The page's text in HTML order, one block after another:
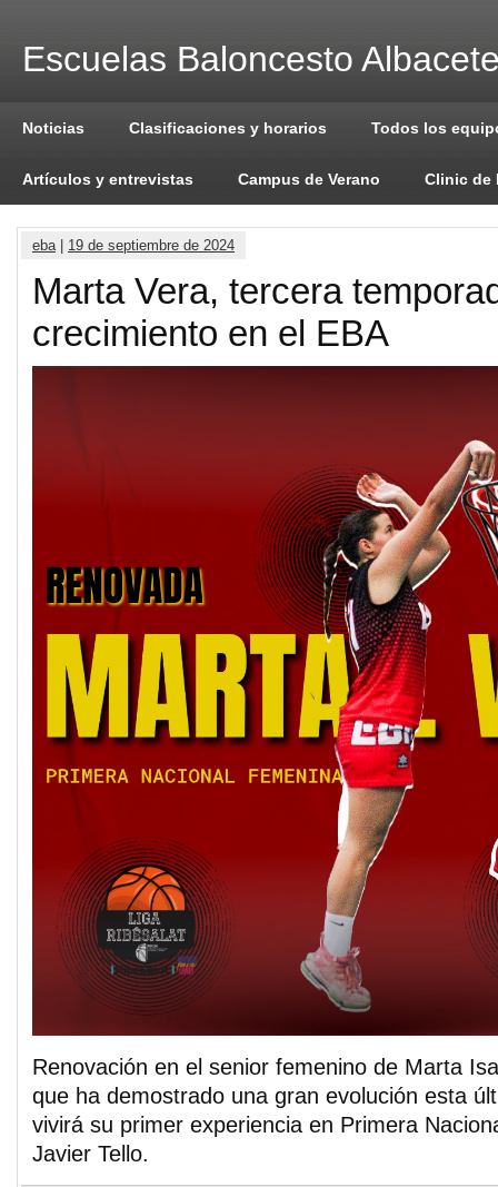
Escuelas Baloncesto
Noticias Clasificaciones y horarios Todos los
Artículos y entrevistas Campus de Verano Clinic de
eba| 19 de septiembre de 2024
Marta Vera, tercera
crecimiento en el EBA
Renovación en el senior femenino de Marta
que ha demostrado una gran evolución esta
vivirá su primer experiencia en Primera
Javier Tello.